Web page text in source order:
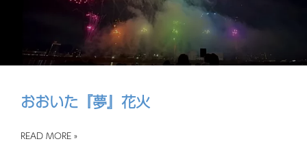
おおいた『夢』花火
READ MORE »